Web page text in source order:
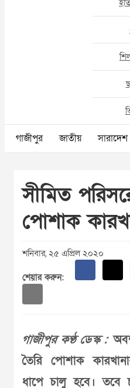
গাজীপুর জাতীয় সারাদেশ
সীমিত
পোশাক
শনিবার, ২৫ এপ্রিল ২০২০
শেয়ার করুন:
গাজীপুর কণ্ঠ ডেস্ক :
তৈরি পোশাক
ধাপে চালু হবে। তবে